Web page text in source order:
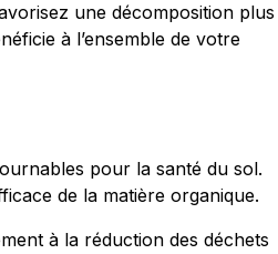
une décomposition plus
à l’ensemble de votre
pour la santé du sol.
de la matière organique.
à la réduction des déchets